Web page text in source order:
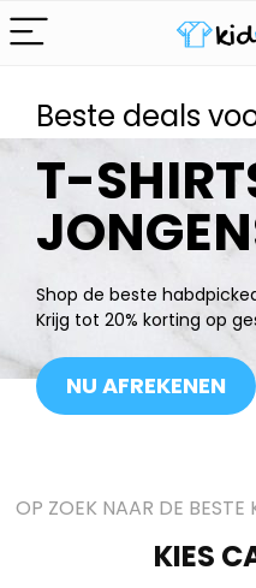
Beste deals
T-
Shop de beste
Krijg tot 20% korting op
NU AFREKENEN
OP ZOEK NAAR DE
KIES